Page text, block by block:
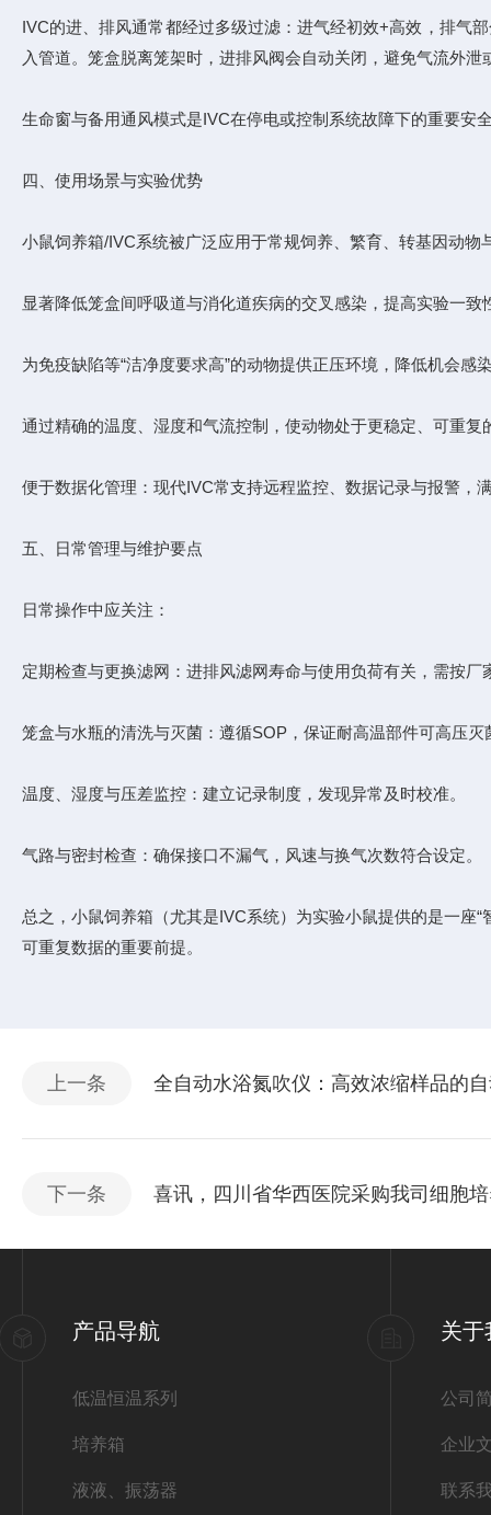
IVC的进、排风通常都经过多级过滤：进气经初效+高效，排气
入管道。笼盒脱离笼架时，进排风阀会自动关闭，避免气流外泄
生命窗与备用通风模式是IVC在停电或控制系统故障下的重要安
四、使用场景与实验优势
小鼠饲养箱/IVC系统被广泛应用于常规饲养、繁育、转基因动
显著降低笼盒间呼吸道与消化道疾病的交叉感染，提高实验一致
为免疫缺陷等“洁净度要求高”的动物提供正压环境，降低机会感
通过精确的温度、湿度和气流控制，使动物处于更稳定、可重复
便于数据化管理：现代IVC常支持远程监控、数据记录与报警，
五、日常管理与维护要点
日常操作中应关注：
定期检查与更换滤网：进排风滤网寿命与使用负荷有关，需按厂
笼盒与水瓶的清洗与灭菌：遵循SOP，保证耐高温部件可高压
温度、湿度与压差监控：建立记录制度，发现异常及时校准。
气路与密封检查：确保接口不漏气，风速与换气次数符合设定。
总之，小鼠饲养箱（尤其是IVC系统）为实验小鼠提供的是一座
可重复数据的重要前提。
上一条 全自动水浴氮吹仪：高效浓缩样品的
下一条 喜讯，四川省华西医院采购我司细胞
产品导航
低温恒温系列
培养箱
液液、振荡器
关于
公司
企业
联系